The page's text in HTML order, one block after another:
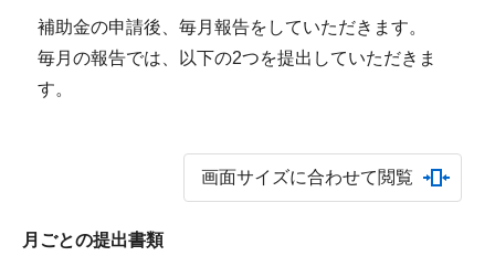
補助金の申請後、毎月報告をしていただきます。
毎月の報告では、以下の2つを提出していただきま
す。
画面サイズに合わせて閲覧
月ごとの提出書類